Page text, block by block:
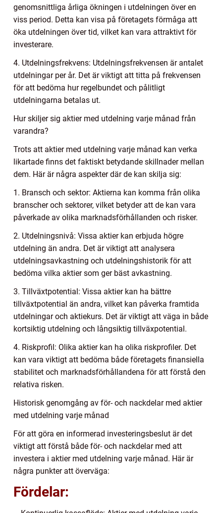
genomsnittliga årliga ökningen i utdelningen över en
viss period. Detta kan visa på företagets förmåga att
öka utdelningen över tid, vilket kan vara attraktivt för
investerare.
4. Utdelningsfrekvens: Utdelningsfrekvensen är antalet
utdelningar per år. Det är viktigt att titta på frekvensen
för att bedöma hur regelbundet och pålitligt
utdelningarna betalas ut.
Hur skiljer sig aktier med utdelning varje månad från
varandra?
Trots att aktier med utdelning varje månad kan verka
likartade finns det faktiskt betydande skillnader mellan
dem. Här är några aspekter där de kan skilja sig:
1. Bransch och sektor: Aktierna kan komma från olika
branscher och sektorer, vilket betyder att de kan vara
påverkade av olika marknadsförhållanden och risker.
2. Utdelningsnivå: Vissa aktier kan erbjuda högre
utdelning än andra. Det är viktigt att analysera
utdelningsavkastning och utdelningshistorik för att
bedöma vilka aktier som ger bäst avkastning.
3. Tillväxtpotential: Vissa aktier kan ha bättre
tillväxtpotential än andra, vilket kan påverka framtida
utdelningar och aktiekurs. Det är viktigt att väga in både
kortsiktig utdelning och långsiktig tillväxpotential.
4. Riskprofil: Olika aktier kan ha olika riskprofiler. Det
kan vara viktigt att bedöma både företagets finansiella
stabilitet och marknadsförhållandena för att förstå den
relativa risken.
Historisk genomgång av för- och nackdelar med aktier
med utdelning varje månad
För att göra en informerad investeringsbeslut är det
viktigt att förstå både för- och nackdelar med att
investera i aktier med utdelning varje månad. Här är
några punkter att överväga:
Fördelar: